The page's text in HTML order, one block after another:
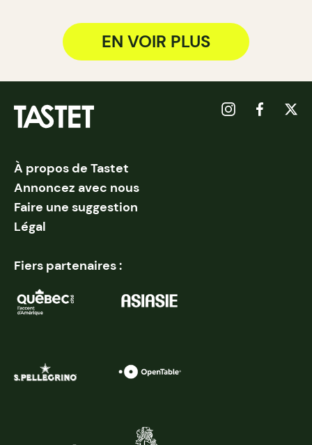
EN VOIR PLUS
À propos de Tastet
Annoncez avec nous
Faire une suggestion
Légal
Fiers partenaires :